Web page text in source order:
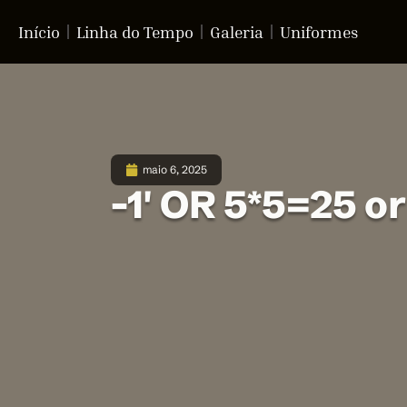
Início Linha do Tempo Galeria Uniformes
maio 6, 2025
-1′ OR 5*5=25